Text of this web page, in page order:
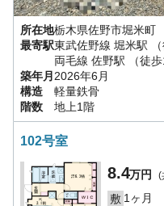
所在地栃木県佐野市堀米町
最寄駅東武佐野線 堀米駅
両毛線 佐野駅
（徒
築年月2026年6月
構造
軽量鉄骨
階数
地上1階
102号室
8.4万円 (
敷 1ヶ月